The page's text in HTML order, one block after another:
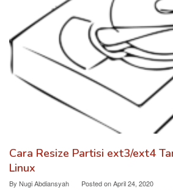
Cara Resize Partisi ext3/ext4
Linux
By Nugi Abdiansyah Posted onApril 24, 2020